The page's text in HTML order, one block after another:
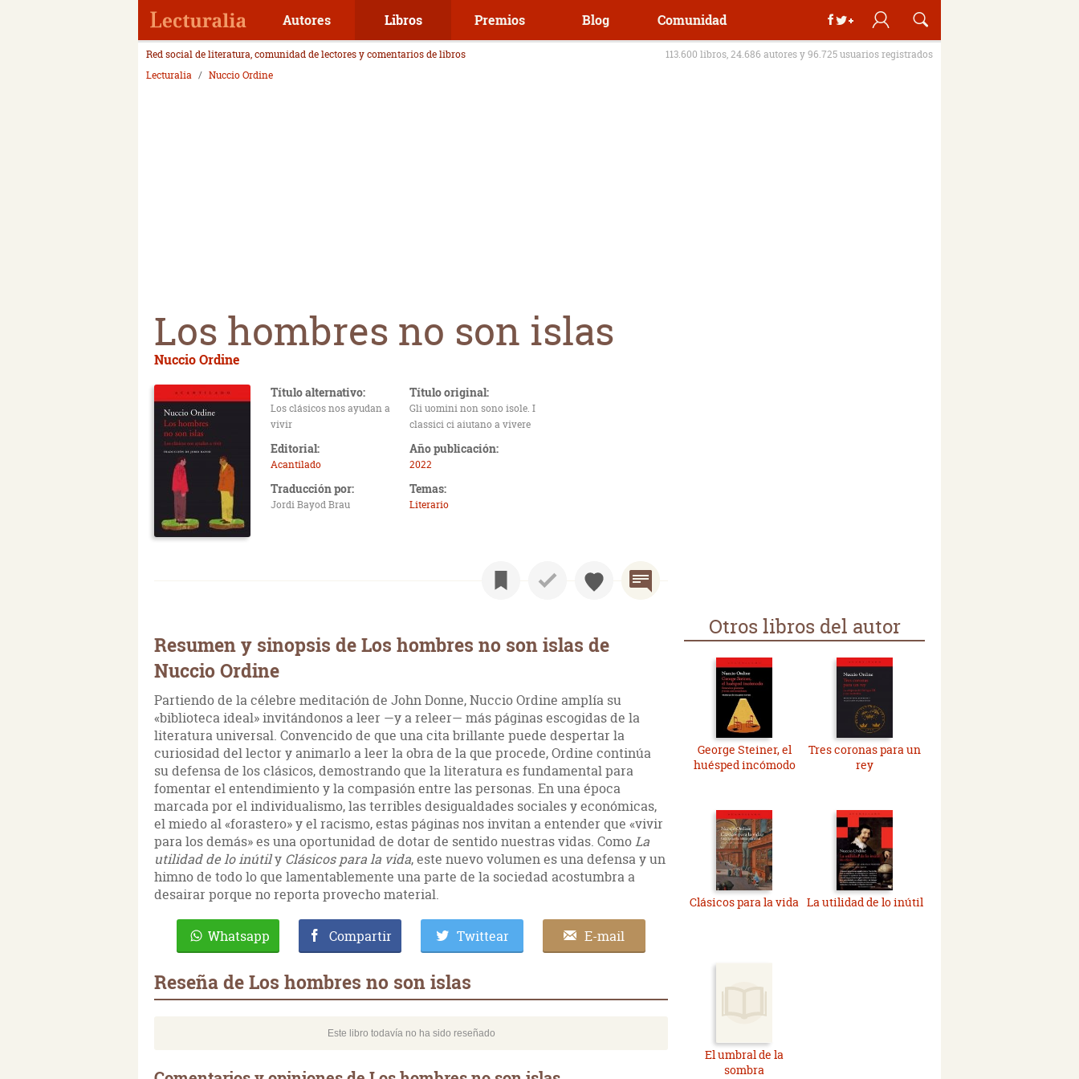
Autores Libros Premios Blog Comunidad
Red social de literatura, comunidad de lectores y comentarios de libros
113.600 libros, 24.686 autores y 96.725 usuarios registrados
Lecturalia
Nuccio Ordine
Los hombres no son islas
Nuccio Ordine
Título alternativo:
Los clásicos nos ayudan a
vivir
Título original:
Gli uomini non sono isole. I
classici ci aiutano a vivere
Editorial:
Acantilado
Año publicación:
2022
Traducción por:
Jordi Bayod Brau
Temas:
Literario
Resumen y sinopsis de Los hombres no son islas de
Nuccio Ordine
Partiendo de la célebre meditación de John Donne, Nuccio Ordine amplía su
«biblioteca ideal» invitándonos a leer —y a releer— más páginas escogidas de la
literatura universal. Convencido de que una cita brillante puede despertar la
curiosidad del lector y animarlo a leer la obra de la que procede, Ordine continúa
su defensa de los clásicos, demostrando que la literatura es fundamental para
fomentar el entendimiento y la compasión entre las personas. En una época
marcada por el individualismo, las terribles desigualdades sociales y económicas,
el miedo al «forastero» y el racismo, estas páginas nos invitan a entender que «vivir
para los demás» es una oportunidad de dotar de sentido nuestras vidas. ComoLa
utilidad de lo inútily Clásicos para la vida, este nuevo volumen es una defensa y un
himno de todo lo que lamentablemente una parte de la sociedad acostumbra a
desairar porque no reporta provecho material.
Whatsapp Compartir Twittear E-mail
Reseña de Los hombres no son islas
Este libro todavía no ha sido reseñado
Otros libros del autor
George Steiner, el
huésped incómodo
Tres coronas para un
rey
Clásicos para la vida La utilidad de lo inútil
El umbral de la
sombra